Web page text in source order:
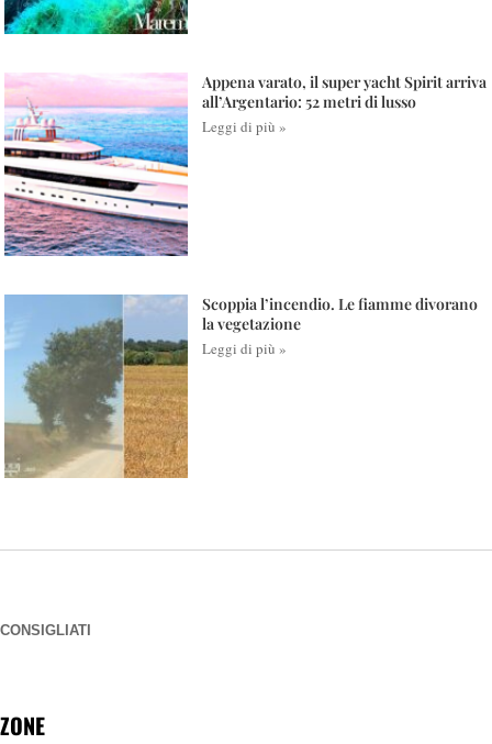
Appena varato, il super yacht Spirit arriva
all’Argentario: 52 metri di lusso
Leggi di più »
Scoppia l’incendio. Le fiamme divorano
la vegetazione
Leggi di più »
CONSIGLIATI
ZONE